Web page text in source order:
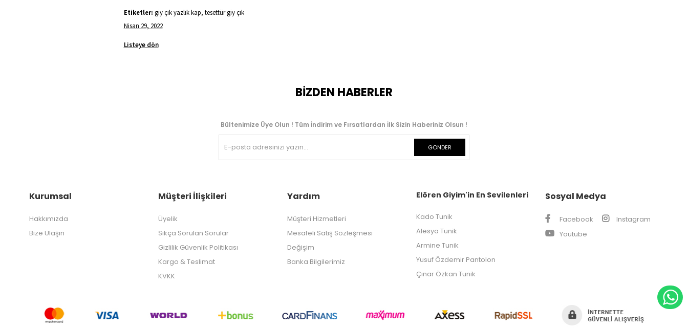
Etiketler: giy çık yazlık kap, tesettür giy çık
Nisan 29, 2022
Listeye dön
BİZDEN HABERLER
Bültenimize Üye Olun ! Tüm İndirim ve Fırsatlardan İlk Sizin Haberiniz Olsun !
GÖNDER
Kurumsal
Hakkımızda
Bize Ulaşın
Müşteri İlişkileri
Üyelik
Sıkça Sorulan Sorular
Gizlilik Güvenlik Politikası
Kargo & Teslimat
KVKK
Yardım
Müşteri Hizmetleri
Mesafeli Satış Sözleşmesi
Değişim
Banka Bilgilerimiz
Elören Giyim'in En Sevilenleri
Kado Tunik
Alesya Tunik
Armine Tunik
Yusuf Özdemir Pantolon
Çınar Özkan Tunik
Sosyal Medya
Facebook
Instagram
Youtube